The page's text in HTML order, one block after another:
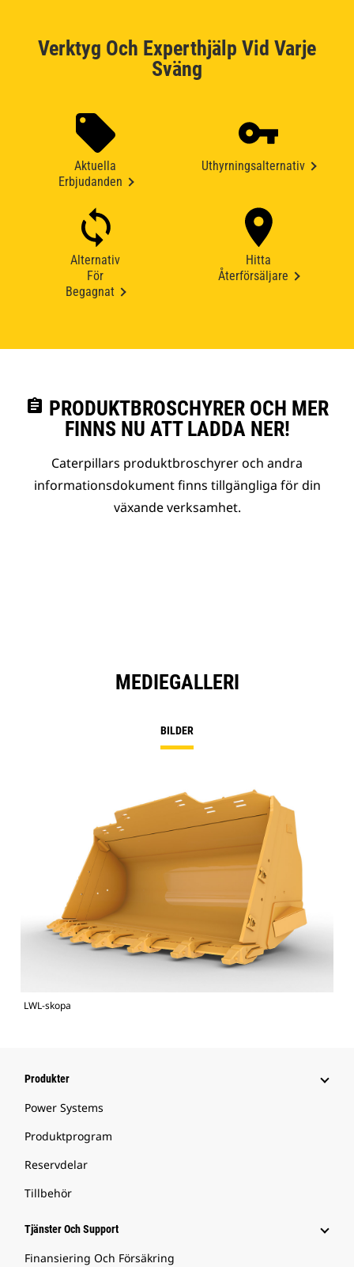
Verktyg Och Experthjälp Vid Varje
Sväng
Aktuella
Erbjudanden
Uthyrningsalternativ
Alternativ
För
Begagnat
Hitta
Återförsäljare
assignment PRODUKTBROSCHYRER OCH MER
FINNS NU ATT LADDA NER!
Caterpillars produktbroschyrer och andra
informationsdokument finns tillgängliga för din
växande verksamhet.
MEDIEGALLERI
BILDER
LWL-skopa
Produkter
Power Systems
Produktprogram
Reservdelar
Tillbehör
Tjänster Och Support
Finansiering Och Försäkring